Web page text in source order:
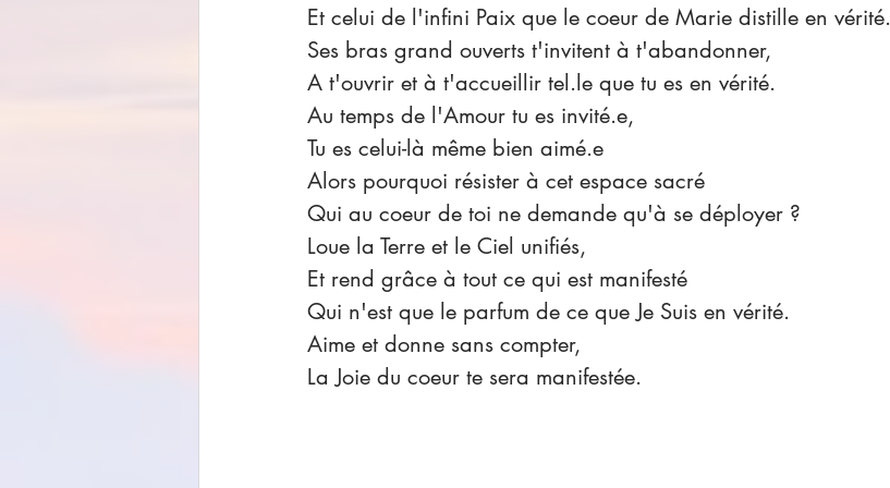
Et celui de l'infini Paix que le coeur de Marie distille en vérité.
Ses bras grand ouverts t'invitent à t'abandonner,
A t'ouvrir et à t'accueillir tel.le que tu es en vérité.
Au temps de l'Amour tu es invité.e,
Tu es celui-là même bien aimé.e
Alors pourquoi résister à cet espace sacré
Qui au coeur de toi ne demande qu'à se déployer ?
Loue la Terre et le Ciel unifiés,
Et rend grâce à tout ce qui est manifesté
Qui n'est que le parfum de ce que Je Suis en vérité.
Aime et donne sans compter,
La Joie du coeur te sera manifestée.